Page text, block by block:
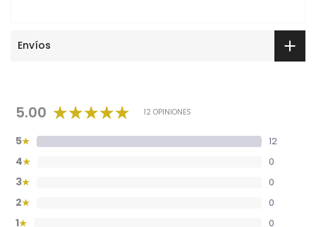
Envíos
5.00 12 OPINIONES
5★ 12
4★ 0
3★ 0
2★ 0
1★ 0